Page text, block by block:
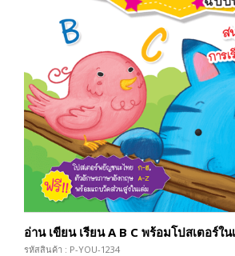
อ่าน เขียน เรียน A B C พร้อมโปสเตอร์ใ
รหัสสินค้า : P-YOU-1234